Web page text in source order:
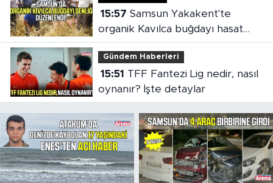
15:57
organik Kavılca buğdayı hasat
şenliği
Gündem Haberleri
15:51
oynanır? İşte detaylar